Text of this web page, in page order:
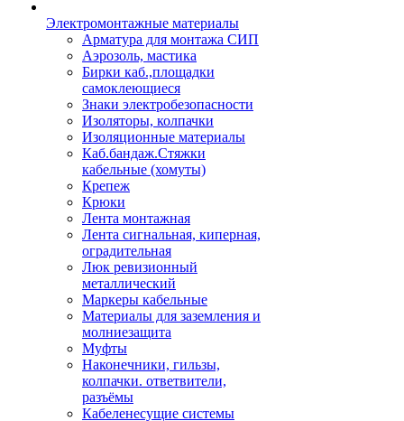
Электромонтажные материалы
Арматура для монтажа СИП
Аэрозоль, мастика
Бирки каб.,площадки
самоклеющиеся
Знаки электробезопасности
Изоляторы, колпачки
Изоляционные материалы
Каб.бандаж.Стяжки
кабельные (хомуты)
Крепеж
Крюки
Лента монтажная
Лента сигнальная, киперная,
оградительная
Люк ревизионный
металлический
Маркеры кабельные
Материалы для заземления и
молниезащита
Муфты
Наконечники, гильзы,
колпачки. ответвители,
разъёмы
Кабеленесущие системы